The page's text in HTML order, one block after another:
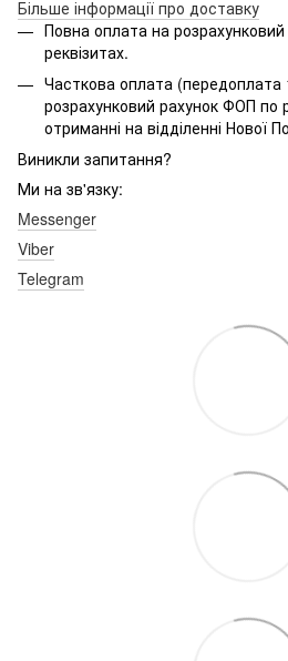
Більше інформації про доставку
Повна оплата на
реквізитах.
Часткова оплата (передоплата
розрахунковий рахунок ФОП по
отриманні на відділенні Нової
Виникли запитання?
Ми на зв'язку:
Messenger
Viber
Telegram